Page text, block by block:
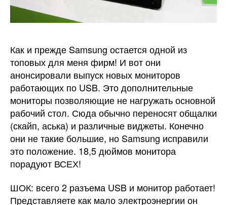
Как и прежде Samsung остается одной из
топовых для меня фирм! И вот они
анонсировали выпуск новых мониторов
работающих по USB. Это дополнительные
мониторы позволяющие не нагружать основной
рабочий стол. Сюда обычно переносят общалки
(скайп, аська) и различные виджеты. Конечно
они не такие большие, но Samsung исправили
это положение. 18,5 дюймов монитора
порадуют ВСЕХ!
ШОК: всего 2 разъема USB и монитор работает!
Представляете как мало электроэнергии он